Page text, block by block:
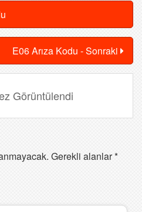
E06 Arıza Kodu - Sonraki
Görüntülendi
Gerekli alanlar*